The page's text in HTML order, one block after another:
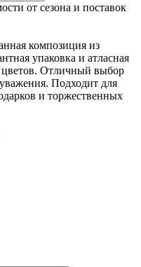
от сезона и поставок
композиция из
упаковка и атласная
цветов. Отличный выбор
Подходит для
и торжественных